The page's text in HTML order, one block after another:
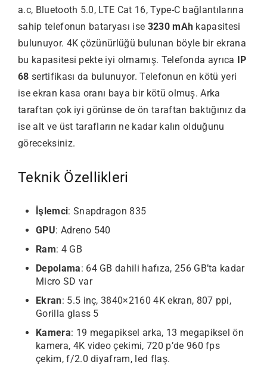
a.c, Bluetooth 5.0, LTE Cat 16, Type-C bağlantılarına
sahip telefonun bataryası ise 3230 mAh kapasitesi
bulunuyor. 4K çözünürlüğü bulunan böyle bir ekrana
bu kapasitesi pekte iyi olmamış. Telefonda ayrıca
IP
68 sertifikası da bulunuyor. Telefonun en kötü yeri
ise ekran kasa oranı baya bir kötü olmuş. Arka
taraftan çok iyi görünse de ön taraftan baktığınız da
ise alt ve üst tarafların ne kadar kalın olduğunu
göreceksiniz.
Teknik Özellikleri
İşlemci: Snapdragon 835
GPU: Adreno 540
Ram: 4 GB
Depolama: 64 GB dahili hafıza, 256 GB’ta kadar
Micro SD var
Ekran: 5.5 inç, 3840×2160 4K ekran, 807 ppi,
Gorilla glass 5
Kamera: 19 megapiksel arka, 13 megapiksel ön
kamera, 4K video çekimi, 720 p’de 960 fps
çekim, f/2.0 diyafram, led flaş.